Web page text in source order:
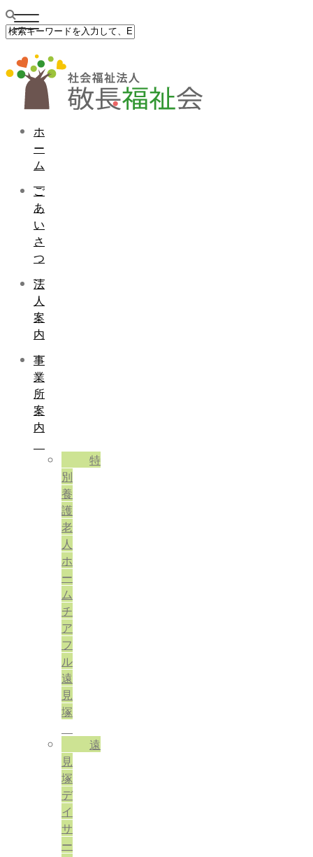
ホ
ー
ム
ご
あ
い
さ
つ
法
人
案
内
事
業
所
案
内
特
別
養
護
老
人
ホ
ー
ム
チ
ア
フ
ル
遠
見
塚
遠
見
塚
デ
イ
サ
ー